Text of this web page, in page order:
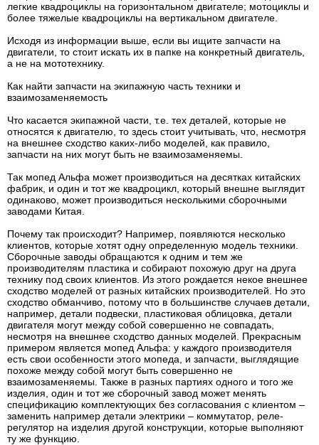
легкие квадроциклы на горизонтальном двигателе; мотоциклы и
более тяжелые квадроциклы на вертикальном двигателе.
Исходя из информации выше, если вы ищите запчасти на
двигатели, то стоит искать их в папке на конкретный двигатель,
а не на мототехнику.
Как найти запчасти на экипажную часть техники и
взаимозаменяемость
Что касается экипажной части, т.е. тех деталей, которые не
относятся к двигателю, то здесь стоит учитывать, что, несмотря
на внешнее сходство каких-либо моделей, как правило,
запчасти на них могут быть не взаимозаменяемы.
Так мопед Альфа может производиться на десятках китайских
фабрик, и один и тот же квадроцикл, который внешне выглядит
одинаково, может производиться несколькими сборочными
заводами Китая.
Почему так происходит? Например, появляются несколько
клиентов, которые хотят одну определенную модель техники.
Сборочные заводы обращаются к одним и тем же
производителям пластика и собирают похожую друг на друга
технику под своих клиентов. Из этого рождается некое внешнее
сходство моделей от разных китайских производителей. Но это
сходство обманчиво, потому что в большинстве случаев детали,
например, детали подвески, пластиковая облицовка, детали
двигателя могут между собой совершенно не совпадать,
несмотря на внешнее сходство данных моделей. Прекрасным
примером является мопед Альфа: у каждого производителя
есть свои особенности этого мопеда, и запчасти, выглядящие
похоже между собой могут быть совершенно не
взаимозаменяемы. Также в разных партиях одного и того же
изделия, один и тот же сборочный завод может менять
спецификацию комплектующих без согласования с клиентом –
заменить например детали электрики – коммутатор, реле-
регулятор на изделия другой конструкции, которые выполняют
ту же функцию.